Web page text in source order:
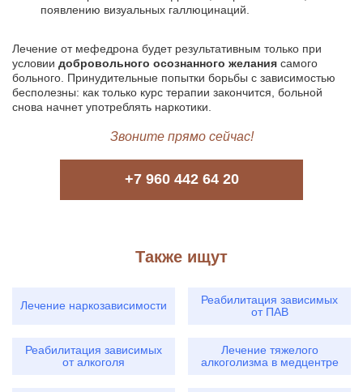
появлению визуальных галлюцинаций.
Лечение от мефедрона будет результативным только при
условии добровольного осознанного желания самого
больного. Принудительные попытки борьбы с зависимостью
бесполезны: как только курс терапии закончится, больной
снова начнет употреблять наркотики.
+7 960 442 64 20
Звоните прямо сейчас!
Также ищут
Лечение наркозависимости
Реабилитация зависимых
от ПАВ
Реабилитация зависимых
от алкоголя
Лечение тяжелого
алкоголизма в медцентре